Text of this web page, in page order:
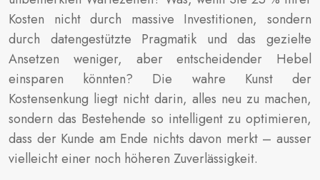
Kosten nicht durch massive Investitionen, sondern
durch datengestützte Pragmatik und das gezielte
Ansetzen weniger, aber entscheidender Hebel
einsparen könnten? Die wahre Kunst der
Kostensenkung liegt nicht darin, alles neu zu machen,
sondern das Bestehende so intelligent zu optimieren,
dass der Kunde am Ende nichts davon merkt – ausser
vielleicht einer noch höheren Zuverlässigkeit.